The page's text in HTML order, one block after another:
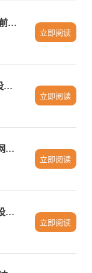
Chrome扩展如何访问当前标签页
立即阅读
Google浏览器下载路径设置恢复默认操作指南
立即阅读
chrome浏览器如何提高网页的可访问性
立即阅读
如何通过chrome浏览器设置广告拦截功能
立即阅读